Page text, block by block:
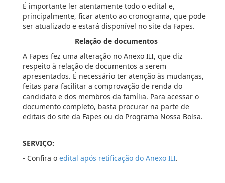
É importante ler atentamente todo o edital e,
principalmente, ficar atento ao cronograma, que pode
ser atualizado e estará disponível no site da Fapes.
Relação de documentos
A Fapes fez uma alteração no Anexo III, que diz
respeito à relação de documentos a serem
apresentados. É necessário ter atenção às mudanças,
feitas para facilitar a comprovação de renda do
candidato e dos membros da família. Para acessar o
documento completo, basta procurar na parte de
editais do site da Fapes ou do Programa Nossa Bolsa.
SERVIÇO:
- Confira o edital após retificação do Anexo III.